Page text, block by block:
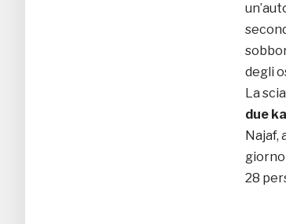
degli
La
due
Najaf,
giorno
28